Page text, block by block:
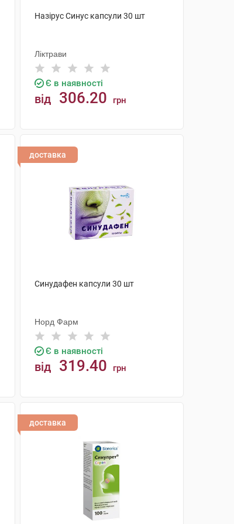
Назірус Синус капсули 30 шт
Ліктрави
Є в наявності
від 306.20 грн
доставка
Синудафен капсули 30 шт
Норд Фарм
Є в наявності
від 319.40 грн
доставка